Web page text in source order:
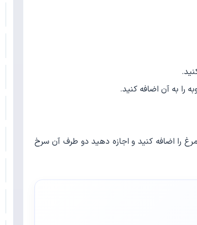
را به آن اضافه کنید.
را اضافه کنید و اجازه دهید دو طرف آن سرخ